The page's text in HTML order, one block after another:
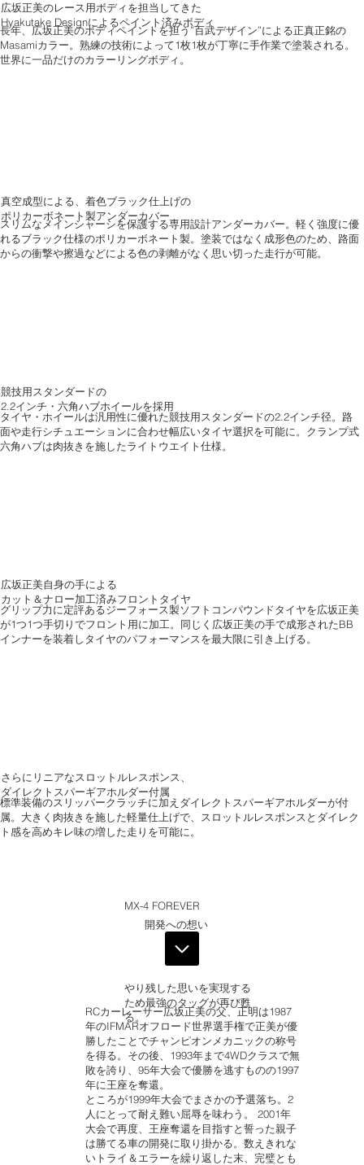
やり残した思いを実現する
ため最強のタッグが再び甦
る。
RCカーレーサー広坂正美の父、正明は1987
年のIFMARオフロード世界選手権で正美が優
勝したことでチャンピオンメカニックの称号
を得る。その後、1993年まで4WDクラスで無
敗を誇り、95年大会で優勝を逃すものの1997
年に王座を奪還。
ところが1999年大会でまさかの予選落ち。2
人にとって耐え難い屈辱を味わう。 2001年
大会で再度、王座奪還を目指すと誓った親子
は勝てる車の開発に取り掛かる。数えきれな
いトライ＆エラーを繰り返した末、完璧とも
広坂正美のレース用ボディを担当してきた
Hyakutake Designによるペイント済みボディ
長年、広坂正美のボディペイントを担う”百武デザイン”による正真正銘の
Masamiカラー。熟練の技術によって1枚1枚が丁寧に手作業で塗装される。
世界に一品だけのカラーリングボディ。
真空成型による、着色ブラック仕上げの
ポリカーボネート製アンダーカバー
スリムなメインシャーシを保護する専用設計アンダーカバー。軽く強度に優
れるブラック仕様のポリカーボネート製。塗装ではなく成形色のため、路面
からの衝撃や擦過などによる色の剥離がなく思い切った走行が可能。
競技用スタンダードの
2.2インチ・六角ハブホイールを採用
タイヤ・ホイールは汎用性に優れた競技用スタンダードの2.2インチ径。路
面や走行シチュエーションに合わせ幅広いタイヤ選択を可能に。クランプ式
六角ハブは肉抜きを施したライトウエイト仕様。
広坂正美自身の手による
カット＆ナロー加工済みフロントタイヤ
グリップ力に定評あるジーフォース製ソフトコンパウンドタイヤを広坂正美
が1つ1つ手切りでフロント用に加工。同じく広坂正美の手で成形されたBB
インナーを装着しタイヤのパフォーマンスを最大限に引き上げる。
さらにリニアなスロットルレスポンス、
ダイレクトスパーギアホルダー付属
標準装備のスリッパークラッチに加えダイレクトスパーギアホルダーが付
属。大きく肉抜きを施した軽量仕上げで、スロットルレスポンスとダイレク
ト感を高めキレ味の増した走りを可能に。
MX-4 FOREVER
開発への想い